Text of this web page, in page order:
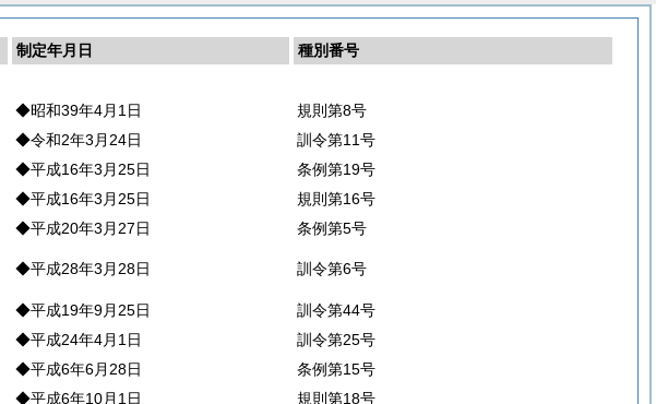
制定年月日
種別番号
◆昭和39年4月1日
規則第8号
◆令和2年3月24日
訓令第11号
◆平成16年3月25日
条例第19号
◆平成16年3月25日
規則第16号
◆平成20年3月27日
条例第5号
◆平成28年3月28日 訓令第6号
◆平成19年9月25日
訓令第44号
◆平成24年4月1日
訓令第25号
◆平成6年6月28日
条例第15号
◆平成6年10月1日
規則第18号